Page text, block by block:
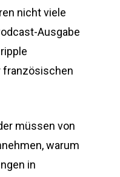
nicht viele
Ausgabe
französischen
müssen von
warum
in